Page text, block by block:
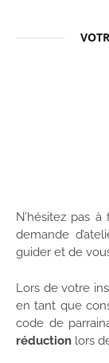
N’hésitez pas
demande
guider et de
Lors de votre
en tant que
code de
réduction lors